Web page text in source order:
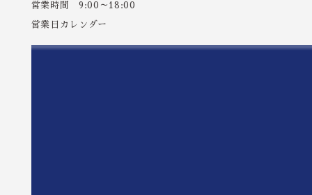
営業時間 9:00～18:00
営業日カレンダー